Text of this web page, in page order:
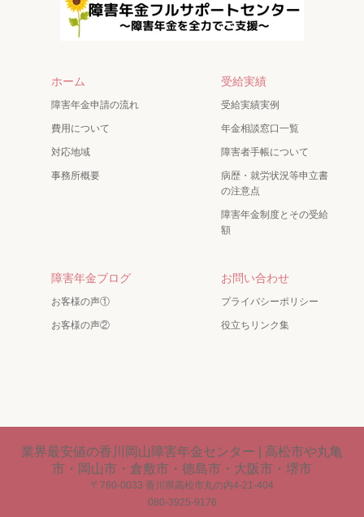
ホーム
障害年金申請の流れ
費用について
対応地域
事務所概要
受給実績
受給実績実例
年金相談窓口一覧
障害者手帳について
病歴・就労状況等申立書
の注意点
障害年金制度とその受給
額
障害年金ブログ
お客様の声①
お客様の声②
お問い合わせ
プライバシーポリシー
役立ちリンク集
業界最安値の香川岡山障害年金センター | 高松市や丸亀
市・岡山市・倉敷市・徳島市・大阪市・堺市
〒760-0033 香川県高松市丸の内4-21-404
080-3925-9176